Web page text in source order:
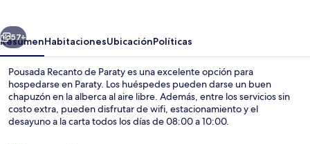
Siguiente
57+
ResumenHabitacionesUbicaciónPolíticas
Pousada Recanto de Paraty es una excelente opción para
hospedarse en Paraty. Los huéspedes pueden darse un buen
chapuzón en la alberca al aire libre. Además, entre los servicios sin
costo extra, pueden disfrutar de wifi, estacionamiento y el
desayuno a la carta todos los días de 08:00 a 10:00.